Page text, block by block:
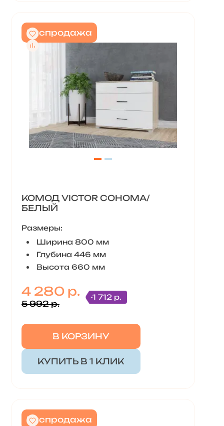
Распродажа
КОМОД VICTOR СОНОМА/
БЕЛЫЙ
Размеры:
Ширина 800 мм
Глубина 446 мм
Высота 660 мм
4 280 р.
5 992 р.
-1 712 р.
В КОРЗИНУ
КУПИТЬ В 1 КЛИК
Распродажа